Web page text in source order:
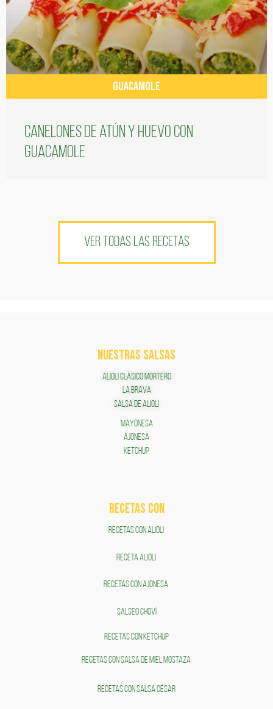
GUACAMOLE
Canelones de atún y huevo con
guacamole
VER TODAS LAS RECETAS
NUESTRAS SALSAS
ALIOLI CLÁSICO MORTERO
LA BRAVA
SALSA DE ALIOLI
MAYONESA
AJONESA
KETCHUP
RECETAS COn
RECETAS CON ALIOLI
RECETA ALIOLI
RECETAS CON AJONESA
SALSEO CHOVÍ
RECETAS CON KETCHUP
RECETAS CON SALSA DE MIEL MOSTAZA
RECETAS CON SALSA CÉSAR